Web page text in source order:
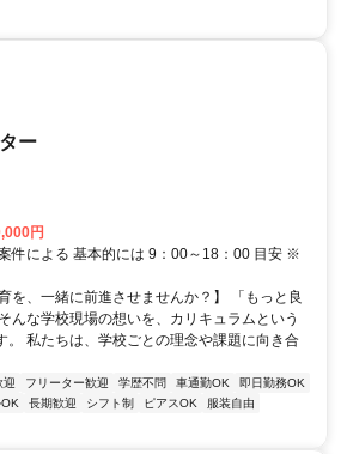
ー
円
件による 基本的には 9：00～18：00 目安 ※
を、一緒に前進させませんか？】 「もっと良
んな学校現場の想いを、カリキュラムという
。 私たちは、学校ごとの理念や課題に向き合
迎 フリーター歓迎 学歴不問 車通勤OK
即日勤務OK
長期歓迎 シフト制 ピアスOK
服装自由